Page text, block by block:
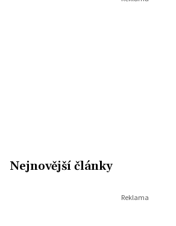
Nejnovější články